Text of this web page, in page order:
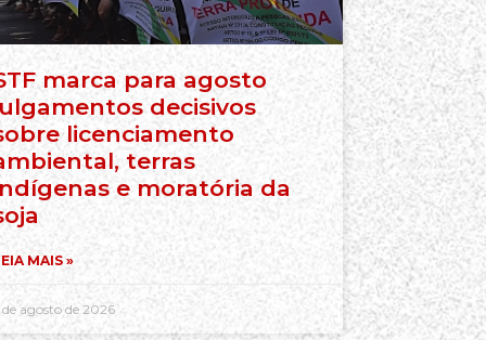
marca para agosto
decisivos
licenciamento
terras
e moratória da
MAIS »
de agosto de 2026